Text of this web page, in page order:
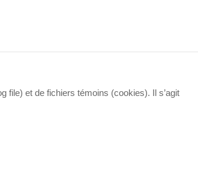
file) et de fichiers témoins (cookies). Il s’agit